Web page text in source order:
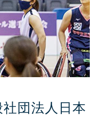
団法人日本